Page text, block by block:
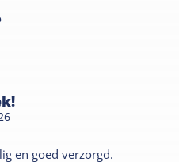
en goed verzorgd.